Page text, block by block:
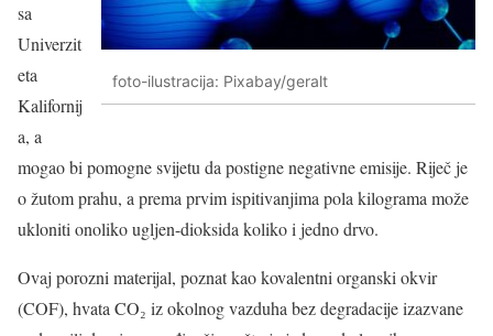
foto-ilustracija: Pixabay/geralt
sa
Univerzit
eta
Kalifornij
a, a
mogao bi pomogne svijetu da postigne negativne emisije. Riječ je
o žutom prahu, a prema prvim ispitivanjima pola kilograma može
ukloniti onoliko ugljen-dioksida koliko i jedno drvo.
Ovaj porozni materijal, poznat kao kovalentni organski okvir
(COF), hvata CO₂ iz okolnog vazduha bez degradacije izazvane